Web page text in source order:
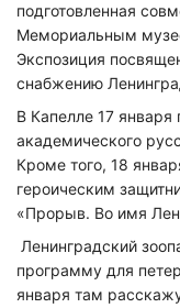
подготовленная
Мемориальным
Экспозиция
снабжению
В Капелле 17 января
академического
Кроме того, 18
героическим
«Прорыв. Во имя
Ленинградский
программу для
января там